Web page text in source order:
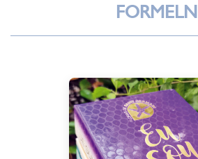
FORMELN